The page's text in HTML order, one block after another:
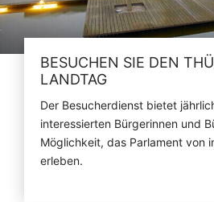
BESUCHEN SIE DEN
LANDTAG
Der Besucherdienst bietet
interessierten Bürgerinnen und
Möglichkeit, das Parlament von
erleben.